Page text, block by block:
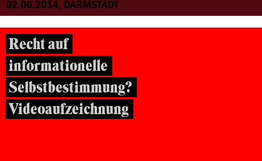
02.06.2014, DARMSTADT
Recht auf
informationelle
Selbstbestimmung?
Videoaufzeichnung